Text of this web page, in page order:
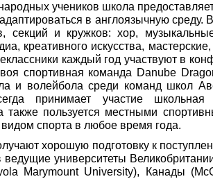
учеников школа
в англоязычную среду.
секций и кружков: хор,
креативного искусства,
каждый год участвуют в
спортивная команда Danube
и волейбола среди команд школ
принимает участие
также пользуется местными
спорта в любое время года.
хорошую подготовку к
ведущие университеты
Marymount University), Канады